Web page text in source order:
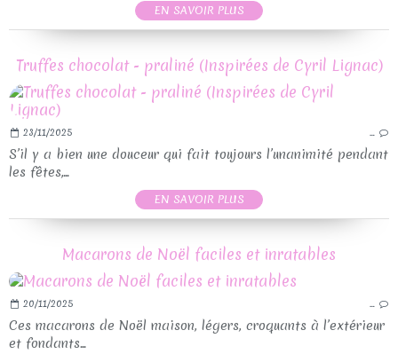
EN SAVOIR PLUS
Truffes chocolat - praliné (Inspirées de Cyril Lignac)
23/11/2025 …
S’il y a bien une douceur qui fait toujours l’unanimité pendant
les fêtes,...
EN SAVOIR PLUS
Macarons de Noël faciles et inratables
20/11/2025 …
Ces macarons de Noël maison, légers, croquants à l’extérieur
et fondants...